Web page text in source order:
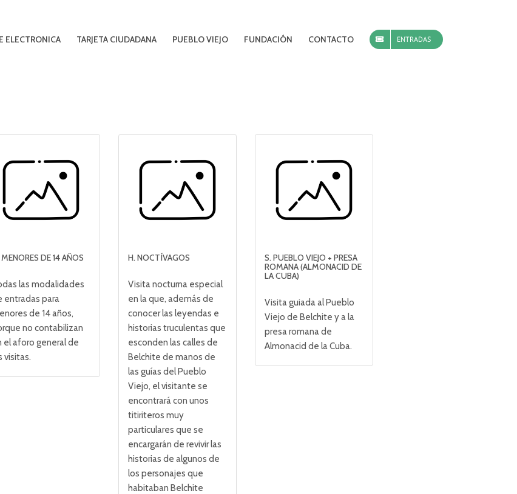
ELECTRONICA TARJETA CIUDADANA PUEBLO VIEJO FUNDACIÓN CONTACTO ENTRADAS
DE 14 AÑOS
las modalidades
entradas para
de 14 años,
no contabilizan
el aforo general de
visitas.
H. NOCTÍVAGOS
Visita nocturna especial
en la que, además de
conocer las leyendas e
historias truculentas que
esconden las calles de
Belchite de manos de
las guías del Pueblo
Viejo, el visitante se
encontrará con unos
titiriteros muy
particulares que se
encargarán de revivir las
historias de algunos de
los personajes que
habitaban Belchite
S. PUEBLO VIEJO + PRESA
ROMANA (ALMONACID DE
LA CUBA)
Visita guiada al Pueblo
Viejo de Belchite y a la
presa romana de
Almonacid de la Cuba.